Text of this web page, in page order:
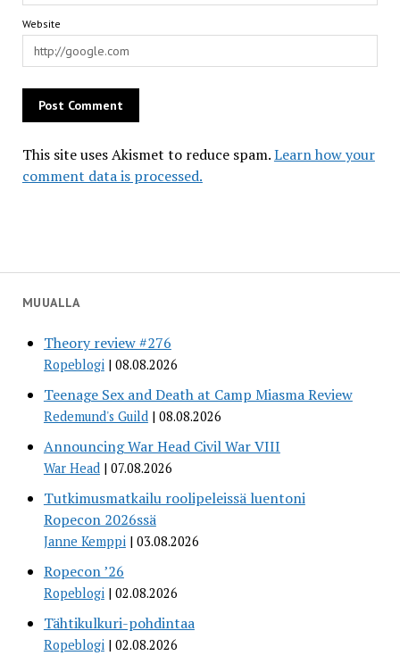
MUUALLA
Theory review #276
Ropeblogi 08.08.2026
Teenage Sex and Death at Camp Miasma Review
Redemund's Guild 08.08.2026
Announcing War Head Civil War VIII
War Head 07.08.2026
Tutkimusmatkailu roolipeleissä luentoni
Ropecon 2026ssä
Janne Kemppi 03.08.2026
Ropecon ’26
Ropeblogi 02.08.2026
Tähtikulkuri-pohdintaa
Ropeblogi 02.08.2026
Website
This site uses Akismet to reduce spam.Learn how your
comment data is processed.